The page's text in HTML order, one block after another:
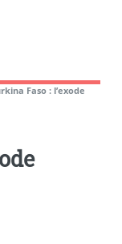
Faso : l’exode